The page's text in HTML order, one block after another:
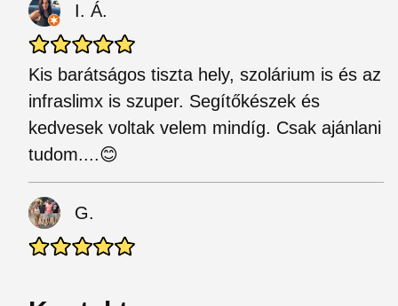
I. Á.
Kis barátságos tiszta hely, szolárium is és az
infraslimx is szuper. Segítőkészek és
kedvesek voltak velem mindíg. Csak ajánlani
tudom....😊
G.